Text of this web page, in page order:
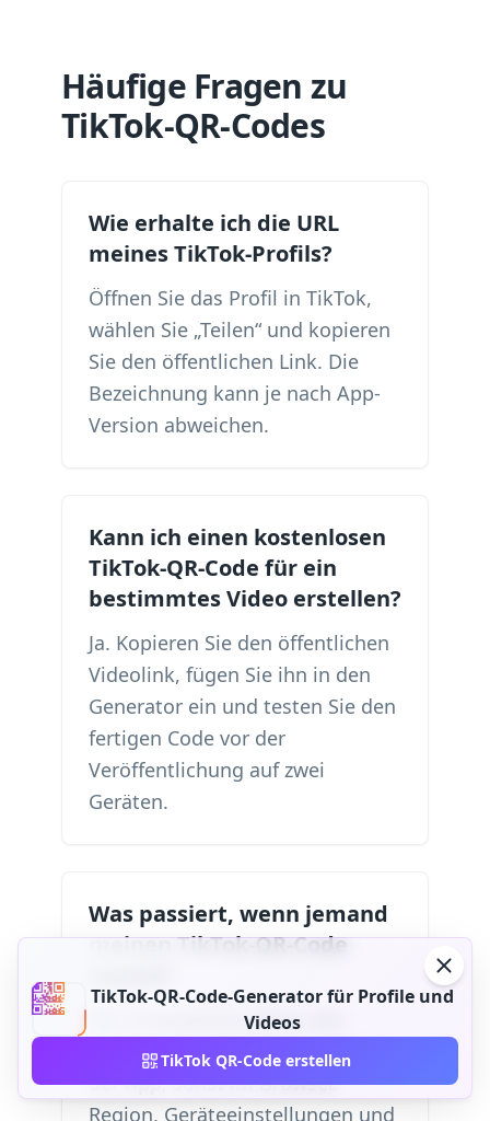
Häufige Fragen zu
TikTok-QR-Codes
Wie erhalte ich die URL
meines TikTok-Profils?
Öffnen Sie das Profil in TikTok,
wählen Sie „Teilen“ und kopieren
Sie den öffentlichen Link. Die
Bezeichnung kann je nach App-
Version abweichen.
Kann ich einen kostenlosen
TikTok-QR-Code für ein
bestimmtes Video erstellen?
Ja. Kopieren Sie den öffentlichen
Videolink, fügen Sie ihn in den
Generator ein und testen Sie den
fertigen Code vor der
Veröffentlichung auf zwei
Geräten.
Was passiert, wenn jemand
meinen TikTok-QR-Code
Das Smartphone öffnet den
TikTok-Link nach Möglichkeit in
der App, sonst im Browser.
Region, Geräteeinstellungen und
TikTok-QR-Code-Generator für Profile und
Videos
TikTok QR-Code erstellen